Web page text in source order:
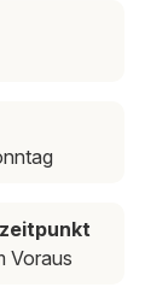
Voraus